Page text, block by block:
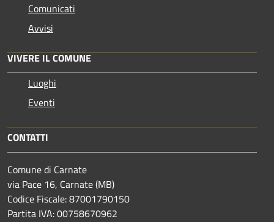
Comunicati
Avvisi
VIVERE IL COMUNE
Luoghi
Eventi
CONTATTI
Comune di Carnate
via Pace 16, Carnate (MB)
Codice Fiscale: 87001790150
Partita IVA: 00758670962